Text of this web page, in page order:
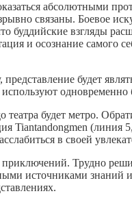
абсолютными
связаны. Боевое
буддийские взгляды
и осознание
будет
используют
театра будет метро.
Tiantandongmen
в своей
Трудно
источниками